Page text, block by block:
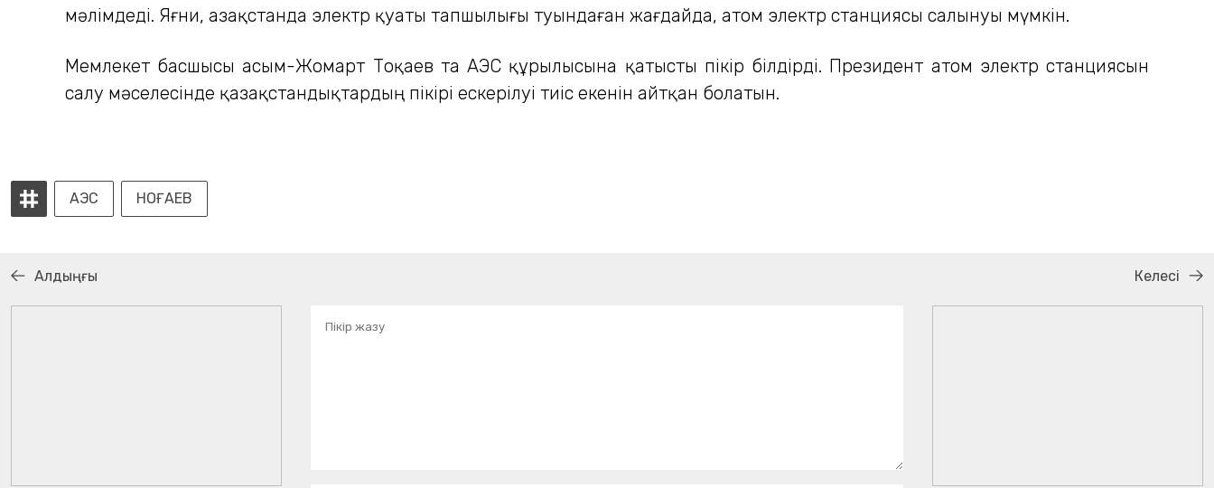
мәлімдеді. Яғни, Қазақстанда электр қуаты тапшылығы туындаған жағдайда, атом электр станциясы салынуы мүмкін.
Мемлекет басшысы Қасым-Жомарт Тоқаев та АЭС құрылысына қатысты пікір білдірді. Президент атом электр станциясын
салу мәселесінде қазақстандықтардың пікірі ескерілуі тиіс екенін айтқан болатын.
АЭС НОҒАЕВ
Алдыңғы Келесі